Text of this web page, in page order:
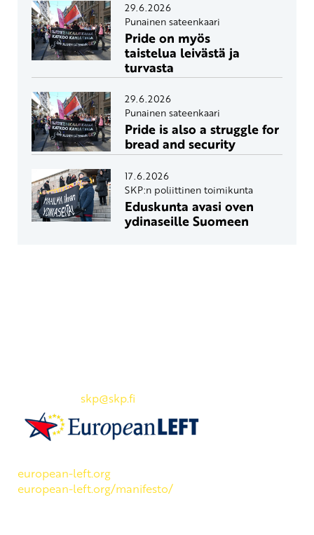
29.6.2026
Punainen sateenkaari
Pride on myös
taistelua leivästä ja
turvasta
29.6.2026
Punainen sateenkaari
Pride is also a struggle for
bread and security
17.6.2026
SKP:n poliittinen toimikunta
Eduskunta avasi oven
ydinaseille Suomeen
skp@skp.fi
european-left.org
european-left.org/manifesto/